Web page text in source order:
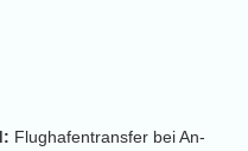
Flughafentransfer bei An-